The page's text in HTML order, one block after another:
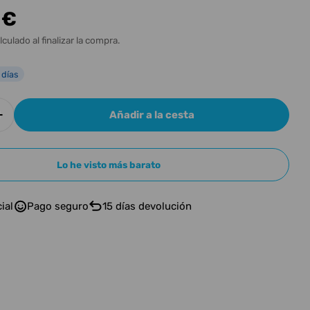
al finalizar la compra.
cantidad para Electro Harmonix Microsynth
cantidad para Electro Harmonix
Añadir a la cesta
Lo he visto más barato
Pago seguro 15 días devolución